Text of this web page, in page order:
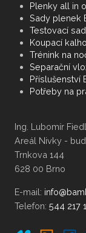
Plenky all in
Sady plenek
Testovací
Koupací
Trénink na
Separační
Příslušenství
Potřeby na
Ing.
Areál Nivky -
628
E-mail:
Telefon: 544 217